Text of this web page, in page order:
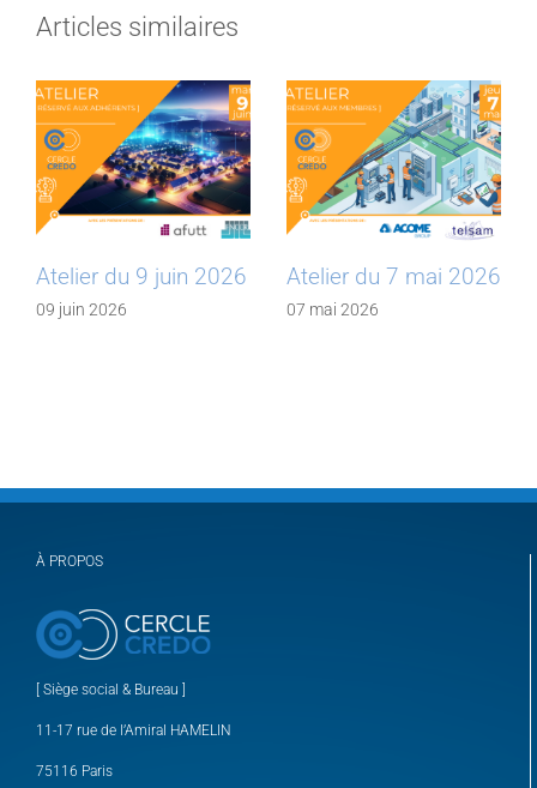
Articles similaires
Atelier du 9 juin 2026
09 juin 2026
Atelier du 7 mai 2026
07 mai 2026
À PROPOS
[ Siège social & Bureau ]
11-17 rue de l’Amiral HAMELIN
75116 Paris